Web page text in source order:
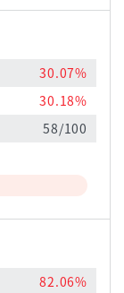
30.07%
30.18%
58/100
82.06%